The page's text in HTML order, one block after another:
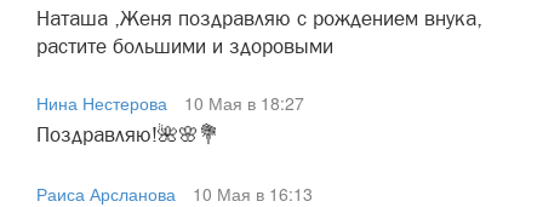
Наташа ,Женя поздравляю с рождением внука,
растите большими и здоровыми
Нина Нестерова
10 Мая в 18:27
Поздравляю!🌺🌸💐
Раиса Арсланова
10 Мая в 16:13